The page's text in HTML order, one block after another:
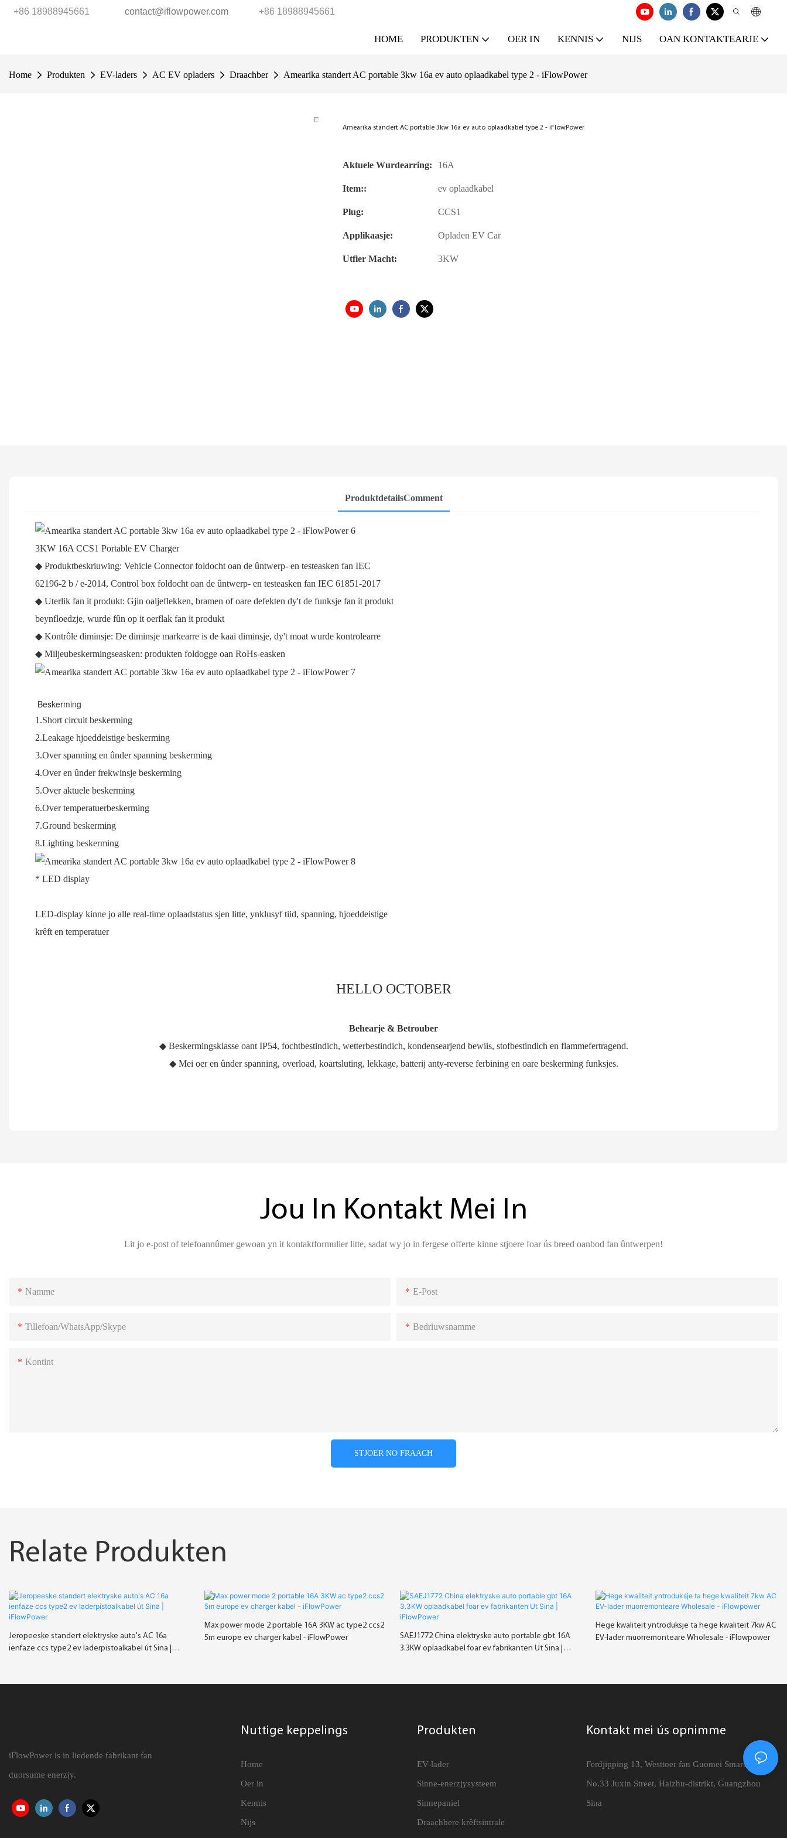
+86 18988945661 contact@iflowpower.com +86 18988945661
HOME PRODUKTEN OER IN KENNIS NIJS OAN KONTAKTEARJE
Home Produkten EV-laders AC EV opladers Draachber Amearika standert AC portable 3kw 16a ev auto oplaadkabel type 2 - iFlowPower
Amearika standert AC portable 3kw 16a ev auto oplaadkabel type 2 - iFlowPower
Aktuele Wurdearring: 16A
Item:: ev oplaadkabel
Plug: CCS1
Applikaasje: Opladen EV Car
Utfier Macht: 3KW
ProduktdetailsComment
3KW 16A CCS1 Portable EV Charger
◆ Produktbeskriuwing: Vehicle Connector foldocht oan de ûntwerp- en testeasken fan IEC
62196-2 b / e-2014, Control box foldocht oan de ûntwerp- en testeasken fan IEC 61851-2017
◆ Uterlik fan it produkt: Gjin oaljeflekken, bramen of oare defekten dy't de funksje fan it produkt
beynfloedzje, wurde fûn op it oerflak fan it produkt
◆ Kontrôle diminsje: De diminsje markearre is de kaai diminsje, dy't moat wurde kontrolearre
◆ Miljeubeskermingseasken: produkten foldogge oan RoHs-easken
1.Short circuit beskerming
2.Leakage hjoeddeistige beskerming
3.Over spanning en ûnder spanning beskerming
4.Over en ûnder frekwinsje beskerming
5.Over aktuele beskerming
6.Over temperatuerbeskerming
7.Ground beskerming
8.Lighting beskerming
* LED display
LED-display kinne jo alle real-time oplaadstatus sjen litte, ynklusyf tiid, spanning, hjoeddeistige
krêft en temperatuer
HELLO OCTOBER
Behearje & Betrouber
◆ Beskermingsklasse oant IP54, fochtbestindich, wetterbestindich, kondensearjend bewiis, stofbestindich en flammefertragend.
◆ Mei oer en ûnder spanning, overload, koartsluting, lekkage, batterij anty-reverse ferbining en oare beskerming funksjes.
Jou In Kontakt Mei In
Lit jo e-post of telefoannûmer gewoan yn it kontaktformulier litte, sadat wy jo in fergese offerte kinne stjoere foar ús breed oanbod fan ûntwerpen!
Namme E-Post
Tillefoan/WhatsApp/Skype Bedriuwsnamme
Kontint
STJOER NO FRAACH
Relate Produkten
Jeropeeske standert elektryske auto's AC 16a
ienfaze ccs type2 ev laderpistoalkabel út Sina |
Max power mode 2 portable 16A 3KW ac type2 ccs2
5m europe ev charger kabel - iFlowPower
SAEJ1772 China elektryske auto portable gbt 16A
3.3KW oplaadkabel foar ev fabrikanten Ut Sina |
Hege kwaliteit yntroduksje ta hege kwaliteit 7kw AC
EV-lader muorremonteare Wholesale - iFlowpower
iFlowPower is in liedende fabrikant fan
duorsume enerzjy.
Nuttige keppelings
Home
Oer in
Kennis
Nijs
Produkten
EV-lader
Sinne-enerzjysysteem
Sinnepaniel
Draachbere krêftsintrale
Kontakt mei ús opnimme
Ferdjipping 13, Westtoer fan Guomei Smart City,
No.33 Juxin Street, Haizhu-distrikt, Guangzhou
Sina